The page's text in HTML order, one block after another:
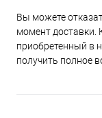
Вы можете
момент доставки.
приобретенный в
получить полное